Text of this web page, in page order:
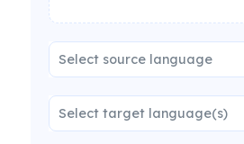
Select source language
Select target language(s)